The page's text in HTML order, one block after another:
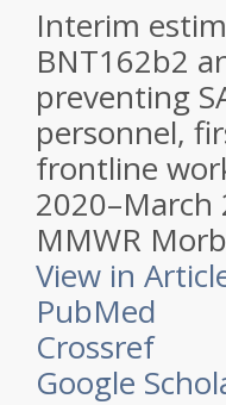
Interim
BNT162b2
preventing
personnel,
frontline
2020–March
MMWR
View in
PubMed
Crossref
Google